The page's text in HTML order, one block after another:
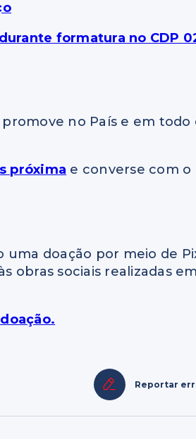
formatura no CDP
no País e em todo
próxima e converse com o
doação por meio de
obras sociais realizadas em
Reportar